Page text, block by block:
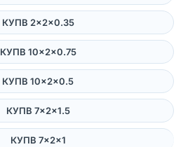
КУПВ 2×2×0.35
КУПВ 10×2×0.75
КУПВ 10×2×0.5
КУПВ 7×2×1.5
КУПВ 7×2×1